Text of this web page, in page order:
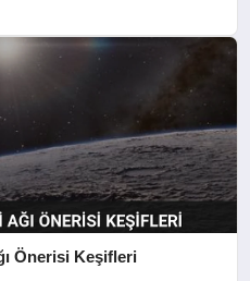
Önerisi Keşifleri